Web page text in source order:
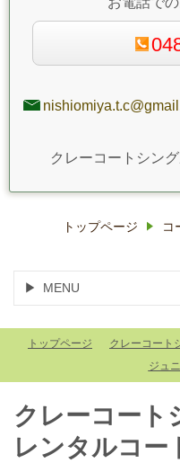
クレーコートシン
トップページ コ
MENU
トップページ クレーコート
ジュ
クレーコート
レンタルコー